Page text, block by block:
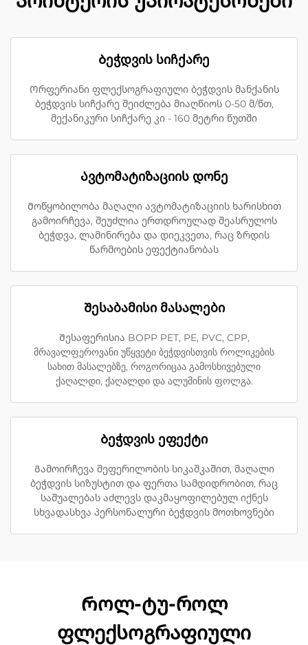
Ბეჭდვის სიჩქარე
Ორფერიანი ფლექსოგრაფიული ბეჭდვის მანქანის
ბეჭდვის სიჩქარე შეიძლება მიაღწიოს 0-50 მ/წთ,
მექანიკური სიჩქარე კი - 160 მეტრი წუთში
Ავტომატიზაციის დონე
Მოწყობილობა მაღალი ავტომატიზაციის ხარისხით
გამოირჩევა, შეუძლია ერთდროულად შეასრულოს
ბეჭდვა, ლამინირება და დიეკვეთა, რაც ზრდის
წარმოების ეფექტიანობას
Შესაბამისი მასალები
Შესაფერისია BOPP PET, PE, PVC, CPP,
მრავალფეროვანი უწყვეტი ბეჭდვისთვის როლიკების
სახით მასალებზე, როგორიცაა გამოსხივებული
ქაღალდი, ქაღალდი და ალუმინის ფოლგა.
Ბეჭდვის ეფექტი
Გამოირჩევა შეფერილობის სიკაშკაშით, მაღალი
ბეჭდვის სიზუსტით და ფერთა სამდიდრობით, რაც
საშუალებას აძლევს დაკმაყოფილებულ იქნეს
სხვადასხვა პერსონალური ბეჭდვის მოთხოვნები
Როლ-ტუ-როლ
ფლექსოგრაფიული